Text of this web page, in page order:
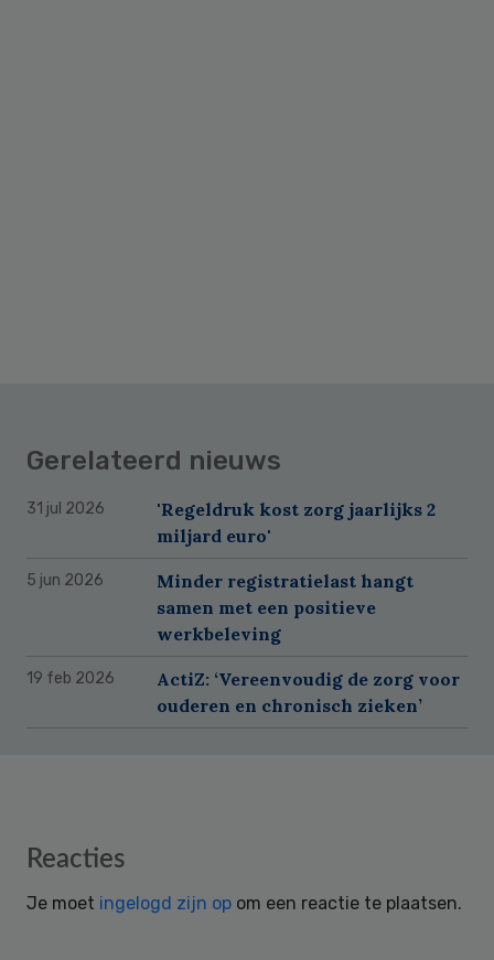
Gerelateerd nieuws
31 jul 2026
'Regeldruk kost zorg jaarlijks 2
miljard euro'
5 jun 2026
Minder registratielast hangt
samen met een positieve
werkbeleving
19 feb 2026
ActiZ: ‘Vereenvoudig de zorg voor
ouderen en chronisch zieken’
Reader
Reacties
Je moet ingelogd zijn op om een reactie te plaatsen.